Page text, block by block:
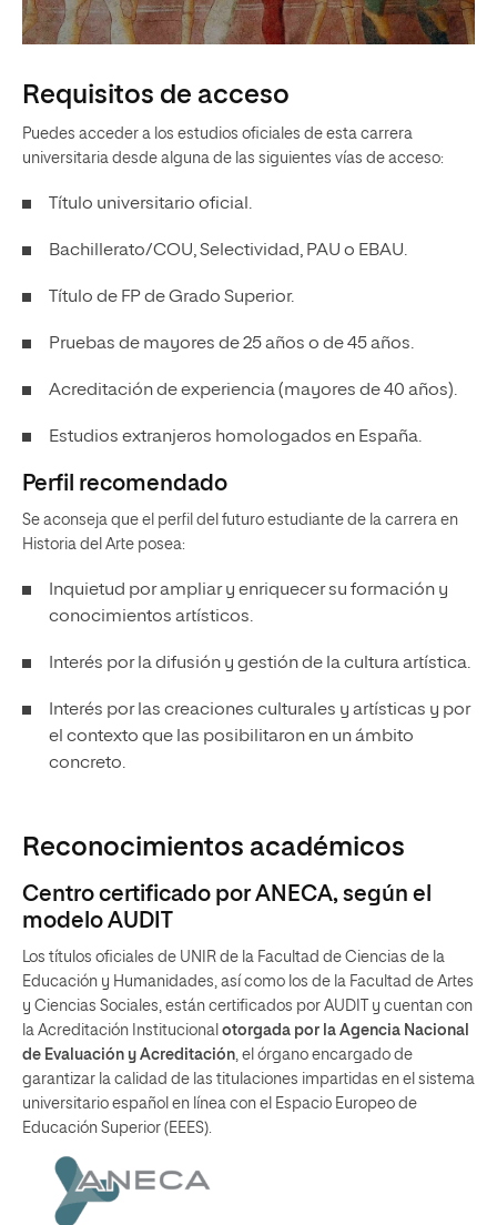
Requisitos de acceso
Puedes acceder a los estudios oficiales de esta carrera
universitaria desde alguna de las siguientes vías de acceso:
Título universitario oficial.
Bachillerato/COU, Selectividad, PAU o EBAU.
Título de FP de Grado Superior.
Pruebas de mayores de 25 años o de 45 años.
Acreditación de experiencia (mayores de 40 años).
Estudios extranjeros homologados en España.
Perfil recomendado
Se aconseja que el perfil del futuro estudiante de la carrera en
Historia del Arte posea:
Inquietud por ampliar y enriquecer su formación y
conocimientos artísticos.
Interés por la difusión y gestión de la cultura artística.
Interés por las creaciones culturales y artísticas y por
el contexto que las posibilitaron en un ámbito
concreto.
Reconocimientos académicos
Centro certificado por ANECA, según el
modelo AUDIT
Los títulos oficiales de UNIR de la Facultad de Ciencias de la
Educación y Humanidades, así como los de la Facultad de Artes
y Ciencias Sociales, están certificados por AUDIT y cuentan con
la Acreditación Institucional otorgada por la Agencia Nacional
de Evaluación y Acreditación, el órgano encargado de
garantizar la calidad de las titulaciones impartidas en el sistema
universitario español en línea con el Espacio Europeo de
Educación Superior (EEES).